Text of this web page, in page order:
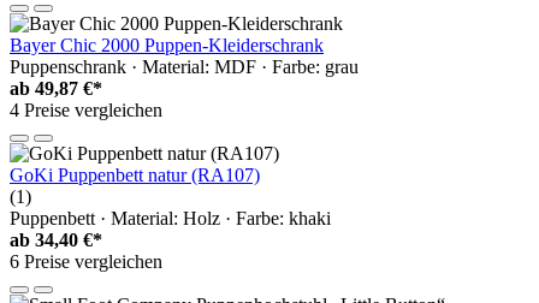
Bayer Chic 2000 Puppen-Kleiderschrank
Puppenschrank · Material: MDF · Farbe: grau
ab 49,87 €*
4 Preise vergleichen
GoKi Puppenbett natur (RA107)
(1)
Puppenbett · Material: Holz · Farbe: khaki
ab 34,40 €*
6 Preise vergleichen